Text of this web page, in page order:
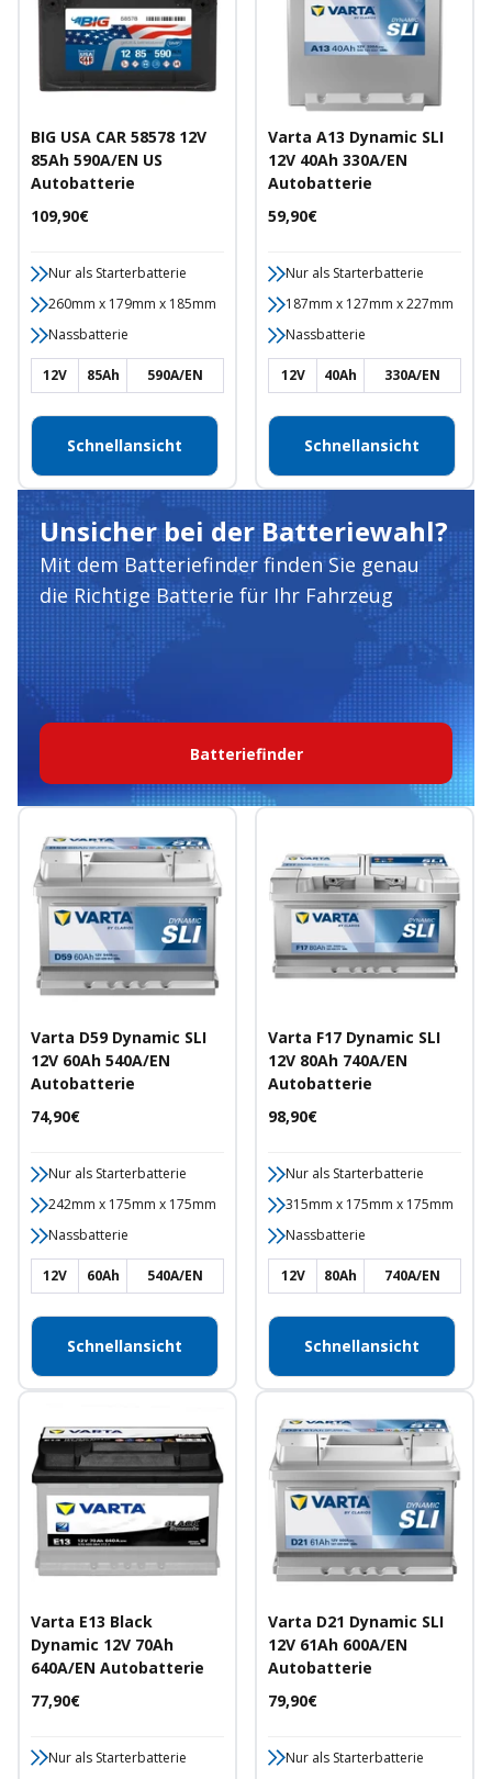
BIG USA CAR 58578 12V
85Ah 590A/EN US
Autobatterie
Angebotspreis
109,90€
Nur als Starterbatterie
260mm x 179mm x 185mm
Nassbatterie
12V 85Ah 590A/EN
Schnellansicht
Varta A13 Dynamic SLI
12V 40Ah 330A/EN
Autobatterie
Angebotspreis
59,90€
Nur als Starterbatterie
187mm x 127mm x 227mm
Nassbatterie
12V 40Ah 330A/EN
Schnellansicht
Unsicher bei der Batteriewahl?
Mit dem Batteriefinder finden Sie genau
die Richtige Batterie für Ihr Fahrzeug
Batteriefinder
Varta D59 Dynamic SLI
12V 60Ah 540A/EN
Autobatterie
Angebotspreis
74,90€
Nur als Starterbatterie
242mm x 175mm x 175mm
Nassbatterie
12V 60Ah 540A/EN
Schnellansicht
Varta F17 Dynamic SLI
12V 80Ah 740A/EN
Autobatterie
Angebotspreis
98,90€
Nur als Starterbatterie
315mm x 175mm x 175mm
Nassbatterie
12V 80Ah 740A/EN
Schnellansicht
Varta E13 Black
Dynamic 12V 70Ah
640A/EN Autobatterie
Angebotspreis
77,90€
Nur als Starterbatterie
Varta D21 Dynamic SLI
12V 61Ah 600A/EN
Autobatterie
Angebotspreis
79,90€
Nur als Starterbatterie